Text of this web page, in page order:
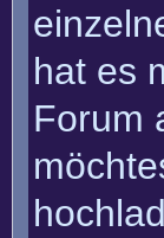
hat es
Forum